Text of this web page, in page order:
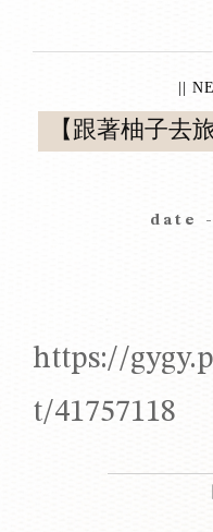
||
【跟著柚子去
date
https://
t/41757118